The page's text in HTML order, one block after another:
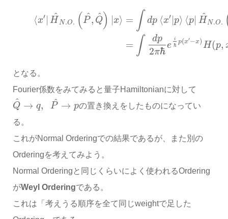
⟨x′| H
^N.O. (P
^, Q
^) |x⟩ = ∫ dp ⟨x′ |p⟩ ⟨p| H
^N.O.
= ∫ dp
2πℏ
e
i
ℏ
p(x′−x)H(p,
となる。
Fourier係数をみてみると量子Hamiltonianに対して
Q
^ → q, P
^ → pの置き換えをしたものになってい
る。
これがNormal Orderingでの結果であるが、また別の
Orderingを考えてみよう。
Normal Orderingと同じくらいによく使われるOrdering
がWeyl Orderingである。
これは「考えうる順序を全て同じweightで足した